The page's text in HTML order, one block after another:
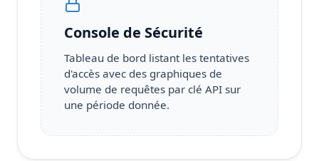
Console de Sécurité
Tableau de bord listant les tentatives
d'accès avec des graphiques de
volume de requêtes par clé API sur
une période donnée.